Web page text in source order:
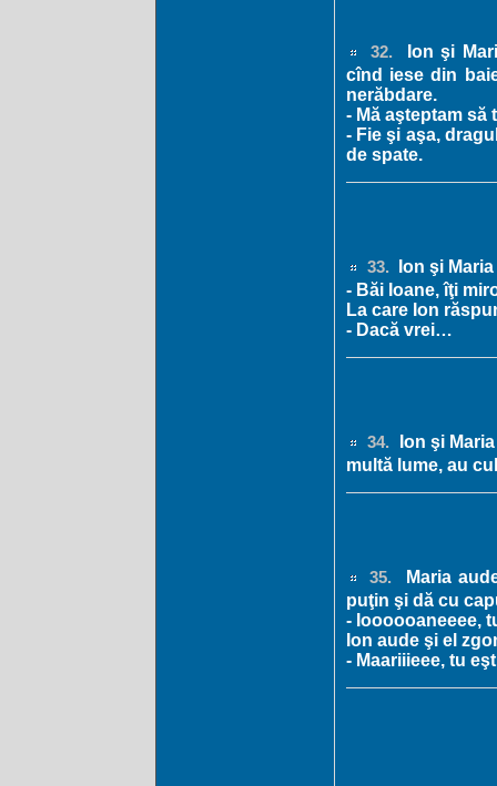
32.
Ion şi
cînd iese din
nerăbdare.
- Mă aşteptam să
- Fie şi aşa,
de spate.
33. Ion şi
- Băi Ioane, îţi
La care Ion
- Dacă vrei…
34.
Ion şi
multă lume, au
35.
Maria
puţin şi dă cu
- Ioooooaneeee,
Ion aude şi el
- Maariiieee, tu